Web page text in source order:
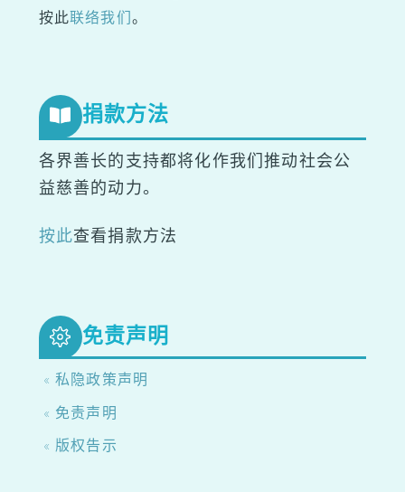
按此联络我们。
捐款方法
各界善长的支持都将化作我们推动社会公
益慈善的动力。
按此查看捐款方法
免责声明
« 私隐政策声明
« 免责声明
« 版权告示